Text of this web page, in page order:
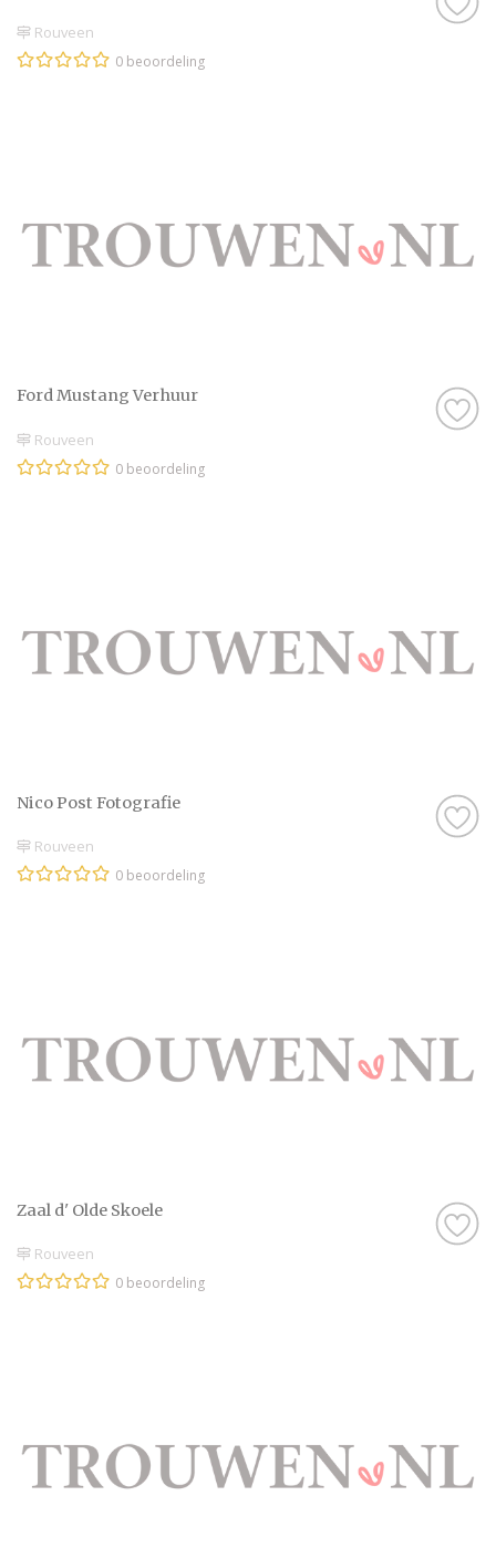
Rouveen
0 beoordeling
Ford Mustang Verhuur
Rouveen
0 beoordeling
Nico Post Fotografie
Rouveen
0 beoordeling
Zaal d' Olde Skoele
Rouveen
0 beoordeling